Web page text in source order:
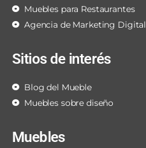
Muebles para Restaurantes
Agencia de Marketing Digital
Sitios de interés
Blog del Mueble
Muebles sobre diseño
Muebles